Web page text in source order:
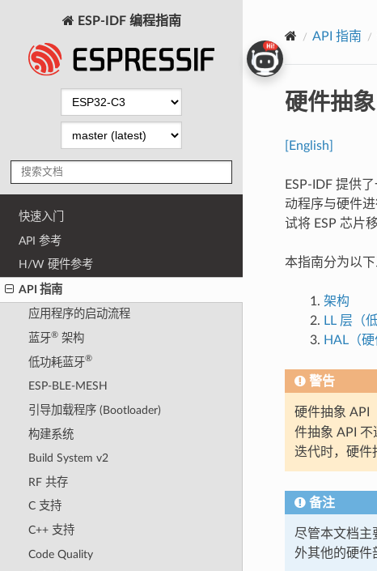
ESP-IDF 编程指南
快速入门
API 参考
H/W 硬件参考
API 指南
应用程序的启动流程
蓝牙®架构
低功耗蓝牙®
ESP-BLE-MESH
引导加载程序 (Bootloader)
构建系统
Build System v2
RF 共存
C 支持
C++ 支持
Code Quality
API 指南
硬件抽象
[English]
ESP-IDF 提供
动程序与硬件
试将 ESP 芯片
本指南分为以下
架构
LL 层（
HAL（硬
警告
硬件抽象 API
件抽象 API 不
迭代时，硬件
备注
尽管本文档主
外其他的硬件